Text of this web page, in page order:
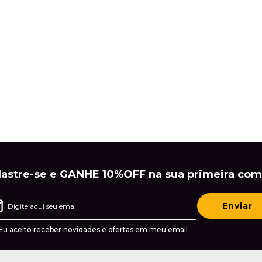
se e GANHE 10%OFF na sua primeira
aceito receber novidades e ofertas em meu email
Enviar